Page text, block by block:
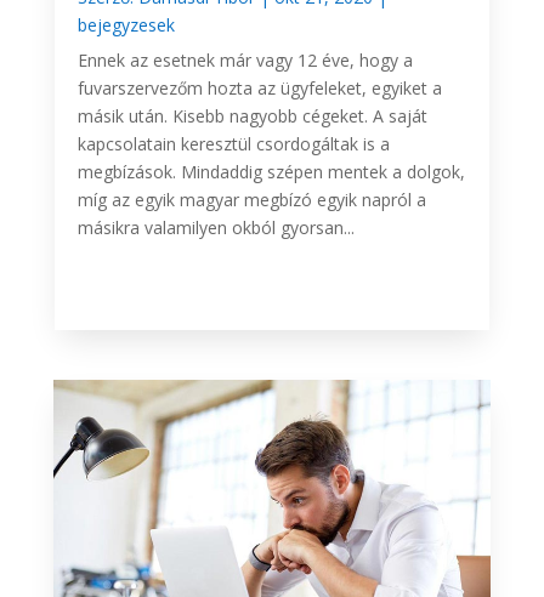
bejegyzesek
Ennek az esetnek már vagy 12 éve, hogy a
fuvarszervezőm hozta az ügyfeleket, egyiket a
másik után. Kisebb nagyobb cégeket. A saját
kapcsolatain keresztül csordogáltak is a
megbízások. Mindaddig szépen mentek a dolgok,
míg az egyik magyar megbízó egyik napról a
másikra valamilyen okból gyorsan...